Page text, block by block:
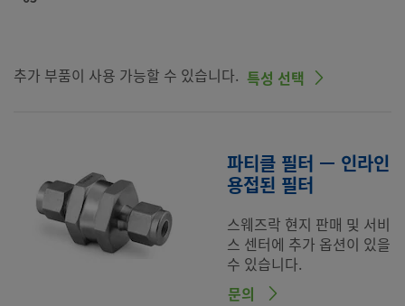
추가 부품이 사용 가능할 수 있습니다. 특성 선택
파티클 필터 — 인라인
용접된 필터
스웨즈락 현지 판매 및 서비
스 센터에 추가 옵션이 있을
수 있습니다.
문의